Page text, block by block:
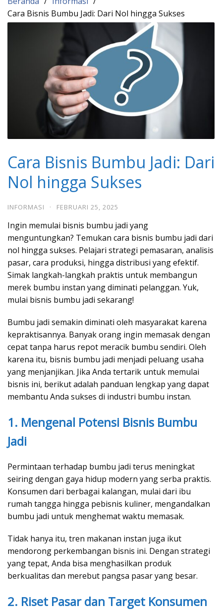
Cara Bisnis Bumbu Jadi: Dari Nol hingga Sukses
Cara Bisnis Bumbu Jadi: Dari
Nol hingga Sukses
INFORMASI · FEBRUARI 25, 2025
Ingin memulai bisnis bumbu jadi yang
menguntungkan? Temukan cara bisnis bumbu jadi dari
nol hingga sukses. Pelajari strategi pemasaran, analisis
pasar, cara produksi, hingga distribusi yang efektif.
Simak langkah-langkah praktis untuk membangun
merek bumbu instan yang diminati pelanggan. Yuk,
mulai bisnis bumbu jadi sekarang!
Bumbu jadi semakin diminati oleh masyarakat karena
kepraktisannya. Banyak orang ingin memasak dengan
cepat tanpa harus repot meracik bumbu sendiri. Oleh
karena itu, bisnis bumbu jadi menjadi peluang usaha
yang menjanjikan. Jika Anda tertarik untuk memulai
bisnis ini, berikut adalah panduan lengkap yang dapat
membantu Anda sukses di industri bumbu instan.
1. Mengenal Potensi Bisnis Bumbu
Jadi
Permintaan terhadap bumbu jadi terus meningkat
seiring dengan gaya hidup modern yang serba praktis.
Konsumen dari berbagai kalangan, mulai dari ibu
rumah tangga hingga pebisnis kuliner, mengandalkan
bumbu jadi untuk menghemat waktu memasak.
Tidak hanya itu, tren makanan instan juga ikut
mendorong perkembangan bisnis ini. Dengan strategi
yang tepat, Anda bisa menghasilkan produk
berkualitas dan merebut pangsa pasar yang besar.
2. Riset Pasar dan Target Konsumen